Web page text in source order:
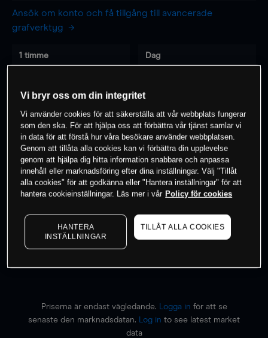
Ansök om konto och få tillgång till avancerade
grafverktyg
1 timme Dag
- -
0% av kunderna har enposition i detta
instrument
Börja handla
Priserna är endast vägledande. Logga in för att se
senaste den marknadsdatan.
Log in to see latest market
data
Vi bryr oss om din integritet
Vi använder cookies för att säkerställa att vår webbplats fungerar
som den ska. För att hjälpa oss att förbättra vår tjänst samlar vi
in data för att förstå hur våra besökare använder webbplatsen.
Genom att tillåta alla cookies kan vi förbättra din upplevelse
genom att hjälpa dig hitta information snabbare och anpassa
innehåll eller marknadsföring efter dina inställningar. Välj "Tillåt
alla cookies" för att godkänna eller "Hantera inställningar" för att
hantera cookieinställningar. Läs mer i vår Policy för cookies
HANTERA
INSTÄLLNINGAR
TILLÅT ALLA COOKIES